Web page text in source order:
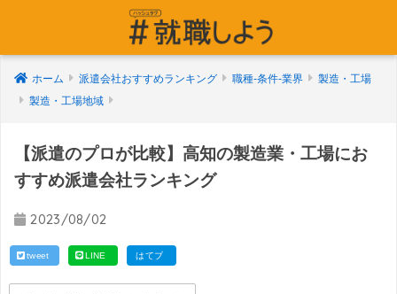
ホーム 派遣会社おすすめランキング 職種-条件-業界
製造・工場
製造・工場地域
【派遣のプロが比較】高知の製造業・工場にお
すすめ派遣会社ランキング
2023/08/02
tweet LINE はてブ